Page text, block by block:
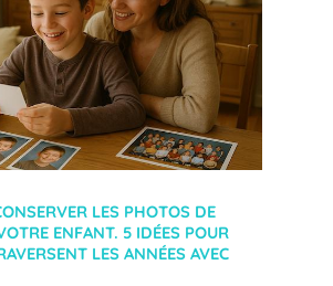
LES PHOTOS DE
ENFANT. 5 IDÉES POUR
LES ANNÉES AVEC